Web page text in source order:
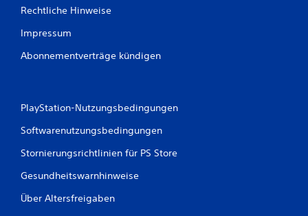
Rechtliche Hinweise
Impressum
Abonnementverträge kündigen
PlayStation-Nutzungsbedingungen
Softwarenutzungsbedingungen
Stornierungsrichtlinien für PS Store
Gesundheitswarnhinweise
Über Altersfreigaben